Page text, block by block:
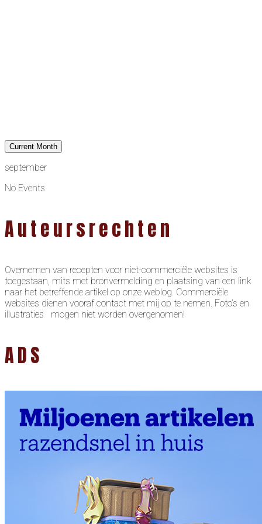
Current Month
september
No Events
Auteursrechten
Overnemen van recepten voor niet-commerciële websites is
toegestaan, mits met bronvermelding en plaatsing van een link
naar het betreffende artikel op onze weblog. Commerciële
websites dienen vooraf contact met mij op te nemen. Foto’s en
illustraties mogen niet worden overgenomen!
ADS